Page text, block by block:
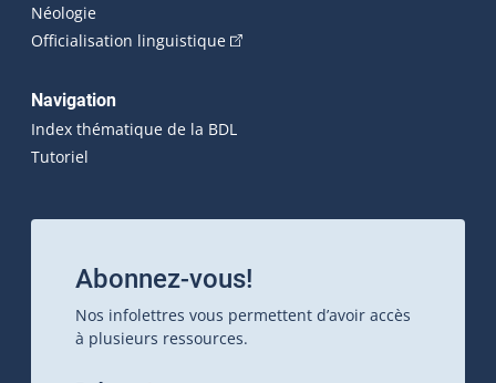
Néologie
Officialisation linguistique(Cet hyperlien externe s'ouvrira
Navigation
Index thématique de la BDL
Tutoriel
Abonnez-vous!
Nos infolettres vous permettent d’avoir accès
à plusieurs ressources.